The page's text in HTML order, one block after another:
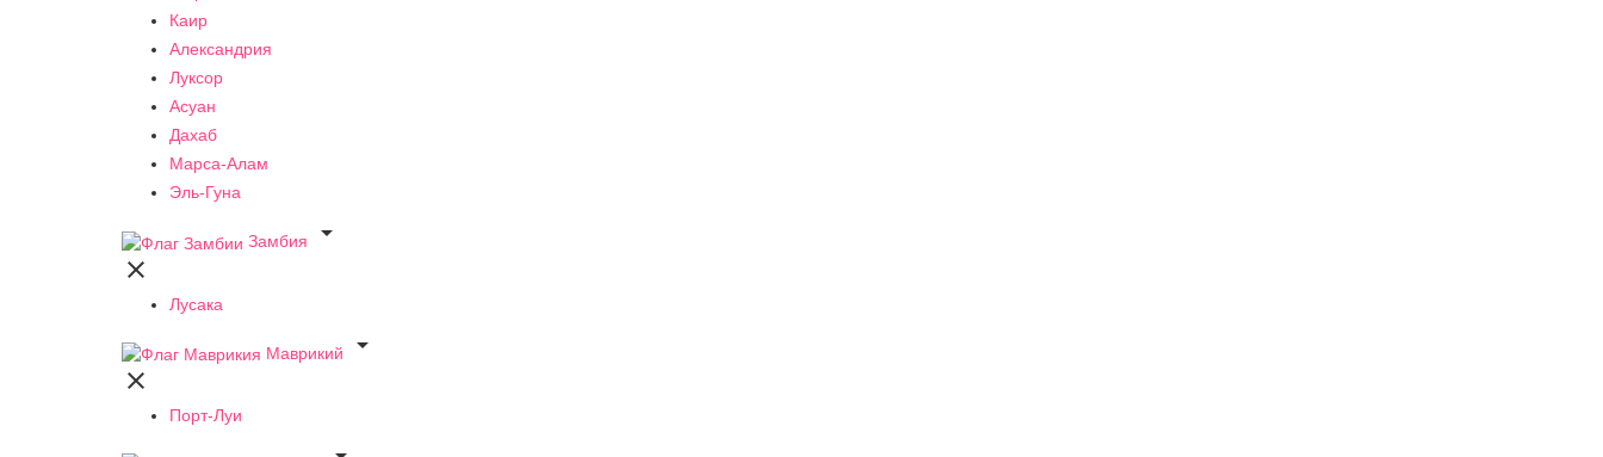
Каир
Александрия
Луксор
Асуан
Дахаб
Марса-Алам
Эль-Гуна
Замбия


Лусака
Маврикий


Порт-Луи